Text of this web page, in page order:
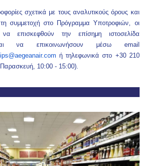
σχετικά με τους αναλυτικούς όρους και
τη συμμετοχή στο Πρόγραμμα Υποτροφιών, οι
επισκεφθούν την επίσημη ιστοσελίδα
να επικοινωνήσουν μέσω email
aegeanair.com ή τηλεφωνικά στο +30 210
10:00 - 15:00).